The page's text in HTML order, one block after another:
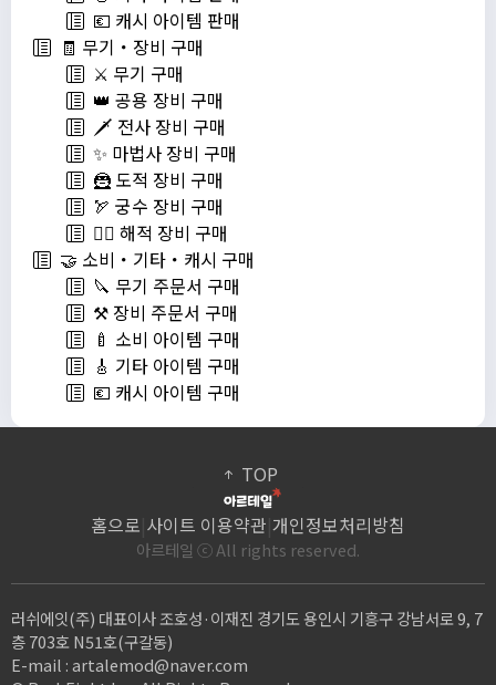
💶 캐시 아이템 판매
🧾 무기・장비 구매
⚔️ 무기 구매
👑 공용 장비 구매
🗡️ 전사 장비 구매
✨ 마법사 장비 구매
🦹 도적 장비 구매
🏹 궁수 장비 구매
🏴‍☠️ 해적 장비 구매
🤝 소비・기타・캐시 구매
🔪 무기 주문서 구매
⚒️ 장비 주문서 구매
🍼 소비 아이템 구매
🎸 기타 아이템 구매
💶 캐시 아이템 구매
TOP
홈으로 사이트 이용약관 개인정보처리방침
아르테일 ⓒ All rights reserved.
러쉬에잇(주) 대표이사 조호성·이재진 경기도 용인시 기흥구 강남서로 9, 7
층 703호 N51호(구갈동)
E-mail :artalemod@naver.com